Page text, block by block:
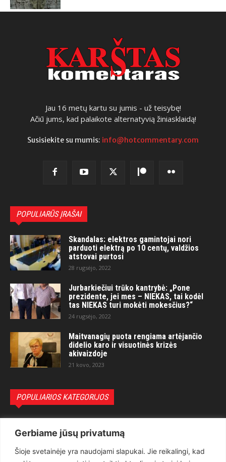
Gerbiame jūsų privatumą
Šioje svetainėje yra naudojami slapukai. Jie reikalingi, kad
Jau 16 metų kartu su jumis - už teisybę!
Ačiū jums, kad palaikote alternatyvią žiniasklaidą!
Susisiekite su mumis: info@hotcommentary.com
POPULIARŪS ĮRAŠAI
Skandalas: elektros gamintojai nori
parduoti elektrą po 10 centų, valdžios
atstovai purtosi
28 rugsėjo, 2022
Jurbarkiečiui trūko kantrybė: „Pone
prezidente, jei mes – NIEKAS, tai kodėl
tas NIEKAS turi mokėti mokesčius?“
24 rugsėjo, 2022
Maitvanagių puota rengiama artėjančio
didelio karo ir visuotinės krizės
akivaizdoje
21 kovo, 2023
POPULIARIOS KATEGORIJOS
Teisėsauga
1497